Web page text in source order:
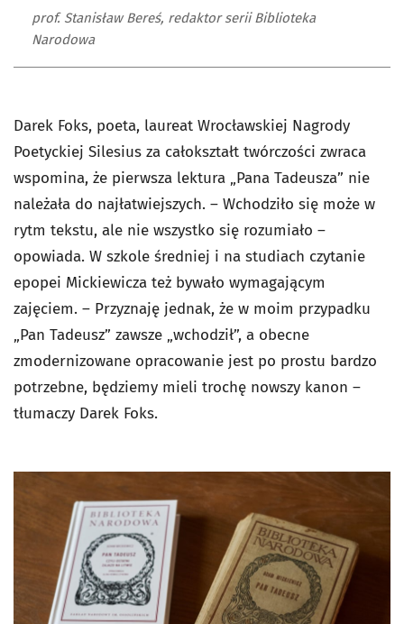
prof. Stanisław Bereś, redaktor serii Biblioteka
Narodowa
Darek Foks, poeta, laureat Wrocławskiej Nagrody
Poetyckiej Silesius za całokształt twórczości zwraca
wspomina, że pierwsza lektura „Pana Tadeusza” nie
należała do najłatwiejszych. – Wchodziło się może w
rytm tekstu, ale nie wszystko się rozumiało –
opowiada. W szkole średniej i na studiach czytanie
epopei Mickiewicza też bywało wymagającym
zajęciem. – Przyznaję jednak, że w moim przypadku
„Pan Tadeusz” zawsze „wchodził”, a obecne
zmodernizowane opracowanie jest po prostu bardzo
potrzebne, będziemy mieli trochę nowszy kanon –
tłumaczy Darek Foks.